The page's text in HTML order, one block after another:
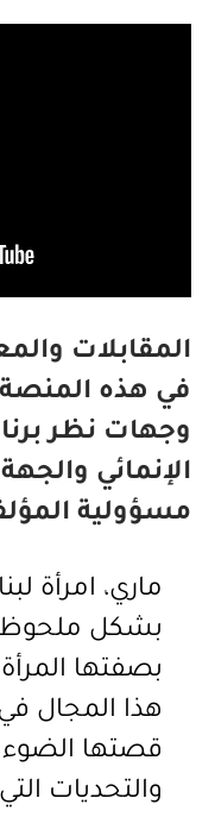
المقابلات
في هذه
وجهات نظر
الإنمائي
مسؤولية
ماري، امرأة
بشكل
بصفتها
هذا المجال
قصتها الضوء
والتحديات